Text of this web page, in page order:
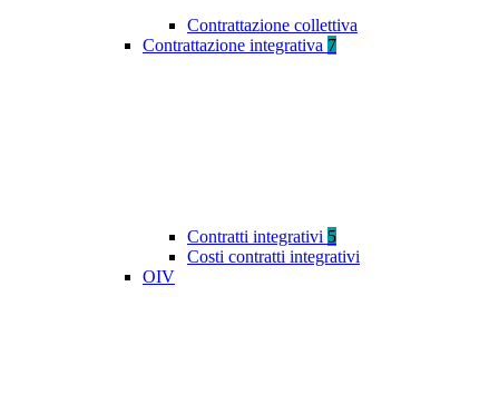
Contrattazione collettiva
Contrattazione integrativa 7
Contratti integrativi 5
Costi contratti integrativi
OIV